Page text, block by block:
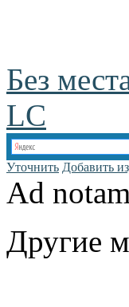
Без
LC
Уточнить Добавить
Ad notam
Другие